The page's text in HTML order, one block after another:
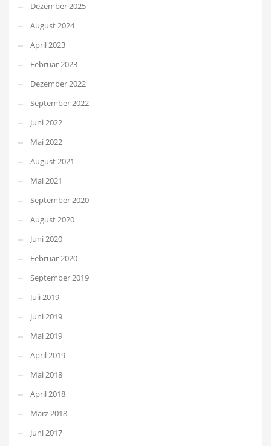
Dezember 2025
August 2024
April 2023
Februar 2023
Dezember 2022
September 2022
Juni 2022
Mai 2022
August 2021
Mai 2021
September 2020
August 2020
Juni 2020
Februar 2020
September 2019
Juli 2019
Juni 2019
Mai 2019
April 2019
Mai 2018
April 2018
März 2018
Juni 2017